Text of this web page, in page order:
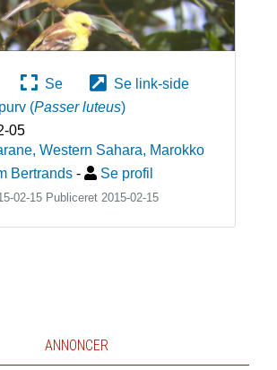
Se
Se link-side
(Passer luteus)
05
Western Sahara, Marokko
Bertrands - Se profil
02-15 Publiceret 2015-02-15
ANNONCER